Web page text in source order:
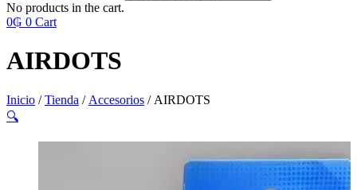
No products in the cart.
0₲ 0 Cart
AIRDOTS
Inicio /Tienda / Accesorios / AIRDOTS
🔍